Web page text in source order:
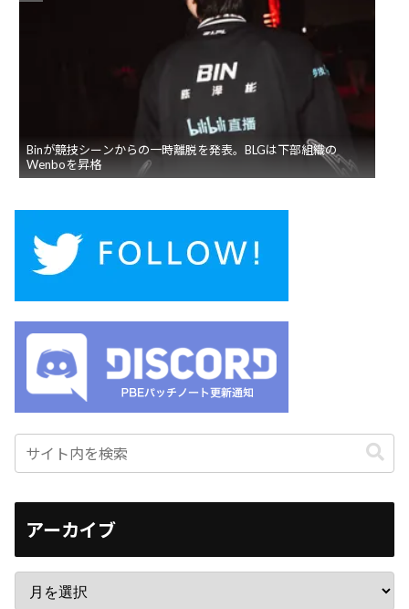
Binが競技シーンからの一時離脱を発表。BLGは下部組織の
Wenboを昇格
アーカイブ